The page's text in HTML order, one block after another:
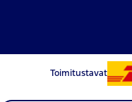
Toimitustavat